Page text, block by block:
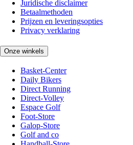
Juridische disclaimer
Betaalmethoden
Prijzen en leveringsopties
Privacy verklaring
Onze winkels
Basket-Center
Daily Bikers
Direct Running
Direct-Volley
Espace Golf
Foot-Store
Galop-Store
Golf and co